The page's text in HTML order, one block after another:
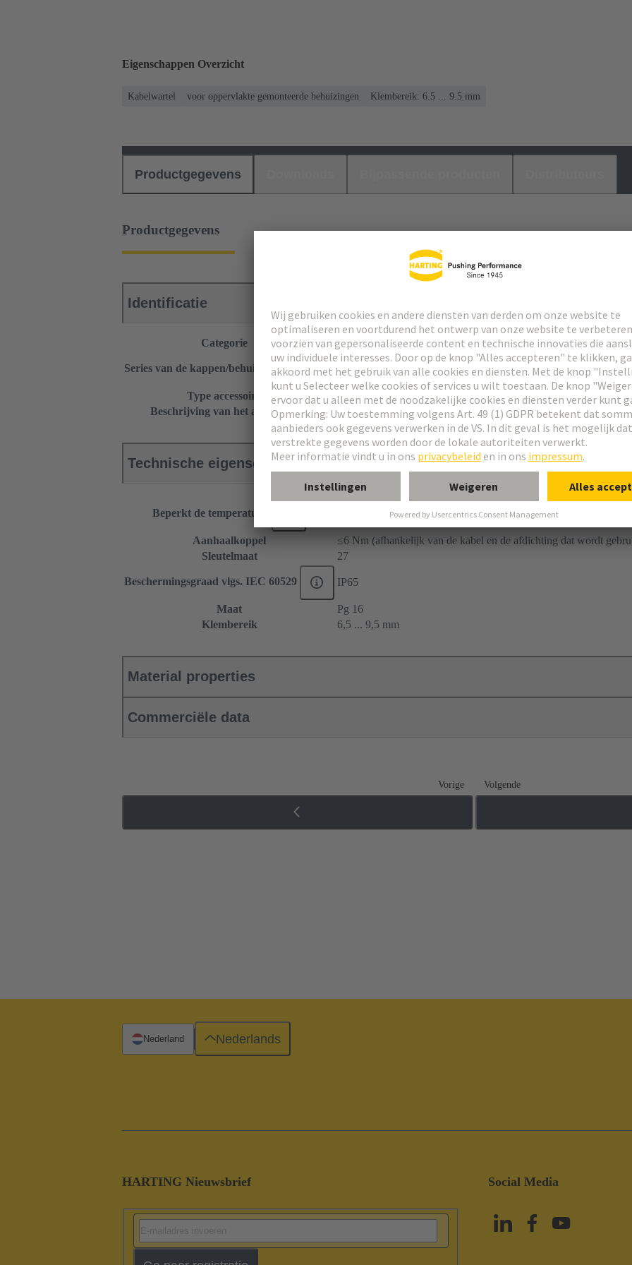
Eigenschappen Overzicht
Kabelwartel voor oppervlakte gemonteerde behuizingen Klembereik: 6.5 ... 9.5 mm
Productgegevens
Productgegevens
Identificatie
Categorie Accessoires
Series van de kappen/behuizingen Han-Compact®
Type accessoire
Kabelwartel
Beschrijving van het accessoire
voor oppervlakte gemonteerde behuizingen
Technische eigenschappen
Beperkt de temperatuur -40 ... +100 °C
Aanhaalkoppel
≤6 Nm (afhankelijk van de kabel en de afdichting dat wordt
Sleutelmaat
27
Beschermingsgraad vlgs. IEC 60529 IP65
Maat
Pg 16
Klembereik
6,5 ... 9,5 mm
Material properties
Commerciële data
Vorige Volgende
HARTING Nieuwsbrief Social Media
Nederland Nederlands